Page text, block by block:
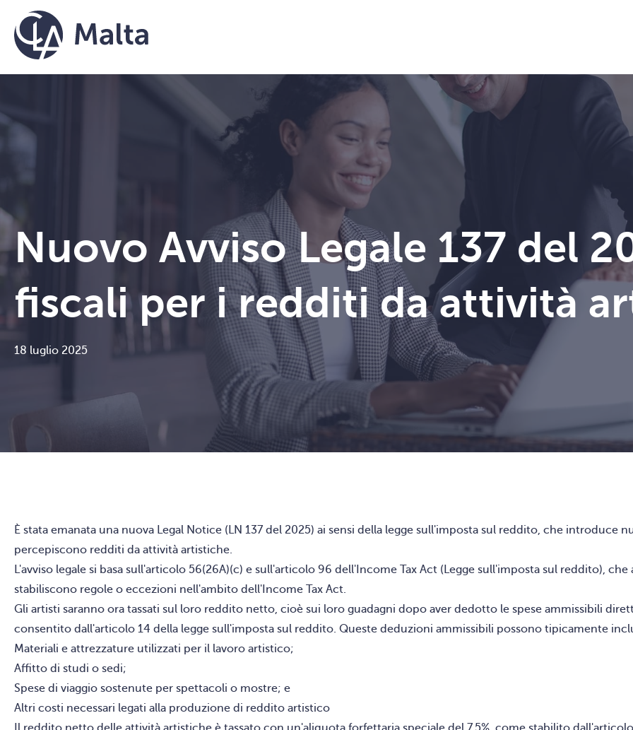
Vai al contenuto
Nuovo Avviso Legale 137 del
fiscali per i redditi da attività
18 luglio 2025
È stata emanata una nuova Legal Notice (LN 137 del 2025) ai sensi della legge sull'imposta sul reddito, che introduce
percepiscono redditi da attività artistiche.
L'avviso legale si basa sull'articolo 56(26A)(c) e sull'articolo 96 dell'Income Tax Act (Legge sull'imposta sul reddito),
stabiliscono regole o eccezioni nell'ambito dell'Income Tax Act.
Gli artisti saranno ora tassati sul loro reddito netto, cioè sui loro guadagni dopo aver dedotto le spese ammissibili
consentito dall'articolo 14 della legge sull'imposta sul reddito. Queste deduzioni ammissibili possono tipicamente
Materiali e attrezzature utilizzati per il lavoro artistico;
Affitto di studi o sedi;
Spese di viaggio sostenute per spettacoli o mostre; e
Altri costi necessari legati alla produzione di reddito artistico